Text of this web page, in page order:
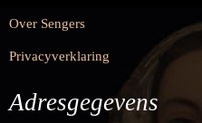
Over Sengers
Privacyverklaring
Adresgegevens